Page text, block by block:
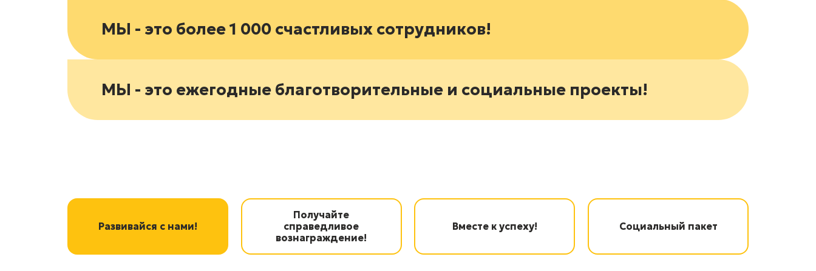
МЫ - это более 1 000 счастливых сотрудников!
МЫ - это ежегодные благотворительные и социальные проекты!
Развивайся с нами!
Получайте
справедливое
вознаграждение!
Вместе к успеху! Социальный пакет